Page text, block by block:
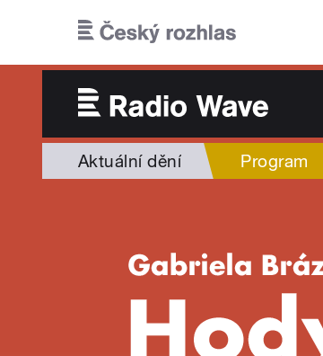
Aktuální dění Program